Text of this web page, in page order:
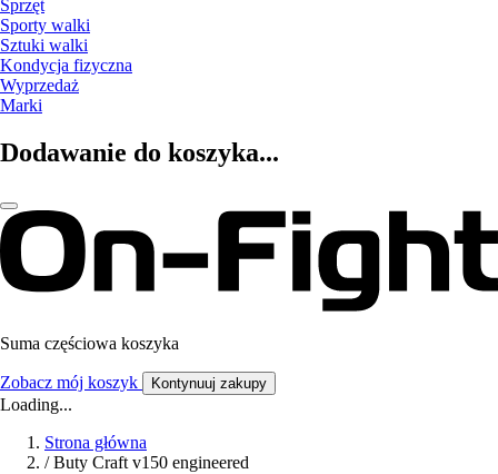
Sprzęt
Sporty walki
Sztuki walki
Kondycja fizyczna
Wyprzedaż
Marki
Dodawanie do koszyka...
Suma częściowa koszyka
Zobacz mój koszyk Kontynuuj zakupy
Loading...
Strona główna
/ Buty Craft v150 engineered